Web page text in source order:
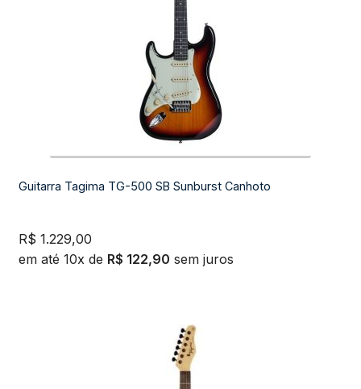
Guitarra Tagima TG-500 SB Sunburst Canhoto
R$ 1.229,00
em até 10x de R$ 122,90 sem juros